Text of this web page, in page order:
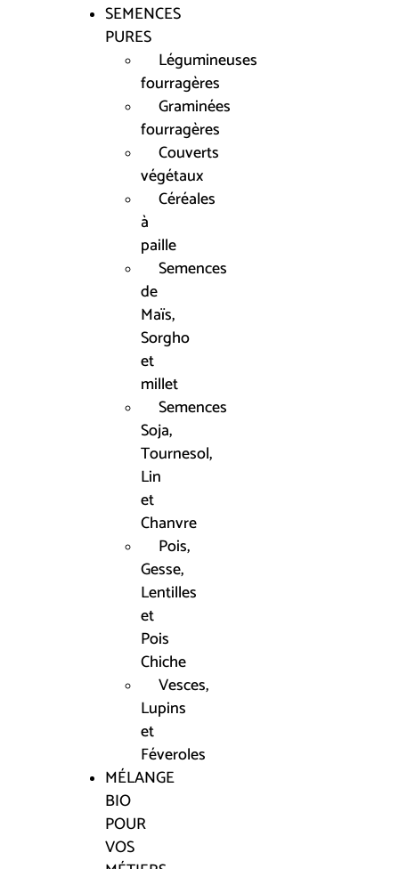
SEMENCES
PURES
Légumineuses
fourragères
Graminées
fourragères
Couverts
végétaux
Céréales
à
paille
Semences
de
Maïs,
Sorgho
et
millet
Semences
Soja,
Tournesol,
Lin
et
Chanvre
Pois,
Gesse,
Lentilles
et
Pois
Chiche
Vesces,
Lupins
et
Féveroles
MÉLANGE
BIO
POUR
VOS